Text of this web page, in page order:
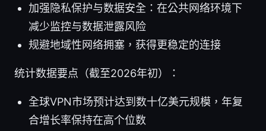
加强隐私保护与数据安全：在公共网络环境下
减少监控与数据泄露风险
规避地域性网络拥塞，获得更稳定的连接
统计数据要点（截至2026年初）：
全球VPN市场预计达到数十亿美元规模，年复
合增长率保持在高个位数